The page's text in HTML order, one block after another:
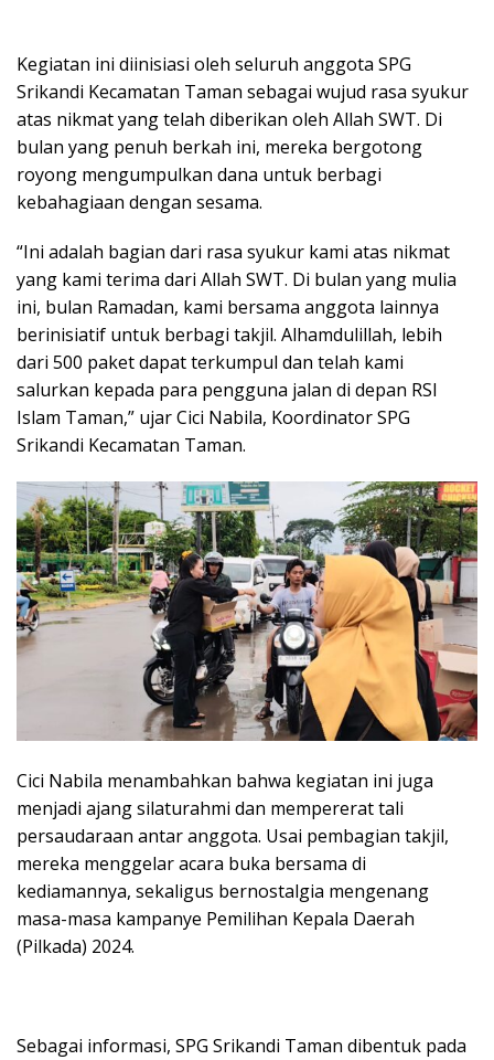
Kegiatan ini diinisiasi oleh seluruh anggota SPG
Srikandi Kecamatan Taman sebagai wujud rasa syukur
atas nikmat yang telah diberikan oleh Allah SWT. Di
bulan yang penuh berkah ini, mereka bergotong
royong mengumpulkan dana untuk berbagi
kebahagiaan dengan sesama.
“Ini adalah bagian dari rasa syukur kami atas nikmat
yang kami terima dari Allah SWT. Di bulan yang mulia
ini, bulan Ramadan, kami bersama anggota lainnya
berinisiatif untuk berbagi takjil. Alhamdulillah, lebih
dari 500 paket dapat terkumpul dan telah kami
salurkan kepada para pengguna jalan di depan RSI
Islam Taman,” ujar Cici Nabila, Koordinator SPG
Srikandi Kecamatan Taman.
Cici Nabila menambahkan bahwa kegiatan ini juga
menjadi ajang silaturahmi dan mempererat tali
persaudaraan antar anggota. Usai pembagian takjil,
mereka menggelar acara buka bersama di
kediamannya, sekaligus bernostalgia mengenang
masa-masa kampanye Pemilihan Kepala Daerah
(Pilkada) 2024.
Sebagai informasi, SPG Srikandi Taman dibentuk pada